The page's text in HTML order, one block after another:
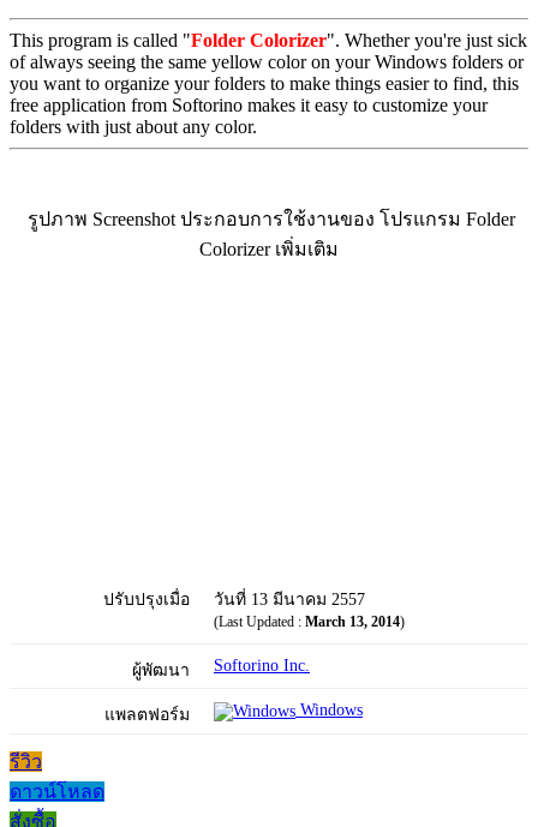
This program is called "Folder Colorizer". Whether you're just sick
of always seeing the same yellow color on your Windows folders or
you want to organize your folders to make things easier to find, this
free application from Softorino makes it easy to customize your
folders with just about any color.
รูปภาพ Screenshot ประกอบการใช้งานของ โปรแกรม Folder
Colorizer เพิ่มเติม
ปรับปรุงเมื่อ วันที่ 13 มีนาคม 2557
(Last Updated : March 13, 2014)
ผู้พัฒนา Softorino Inc.
แพลตฟอร์ม Windows
รีวิว
ดาวน์โหลด
สั่งซื้อ